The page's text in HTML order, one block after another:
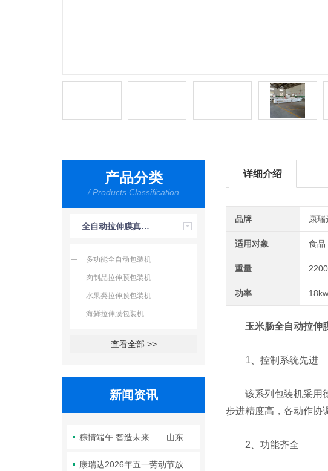
产品分类
/ Products Classification
全自动拉伸膜真空包装机
多功能全自动包装机
肉制品拉伸膜包装机
水果类拉伸膜包装机
海鲜拉伸膜包装机
查看全部 >>
新闻资讯
粽情端午 智造未来——山东康瑞达智能装备有限公司2026年端午节放假通知
康瑞达2026年五一劳动节放假通知
详细介绍
品牌 康瑞
适用对象 食品
重量
功率 18kw
玉米肠全自动拉伸
1、控制系统先进
该系列包装机采用德
步进精度高，各动作协
2、功能齐全